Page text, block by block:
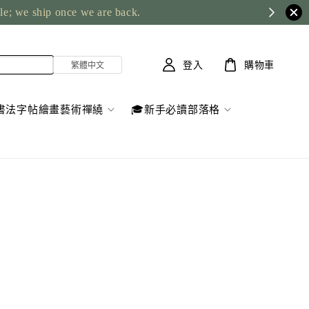
we ship once we are back.
法字帖繪畫藝術禪繞 🎓新手必讀部落格
登入 購物車